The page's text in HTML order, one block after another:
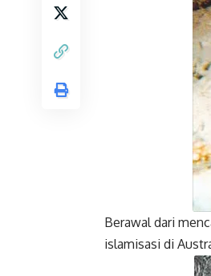
Berawal dari
islamisasi di